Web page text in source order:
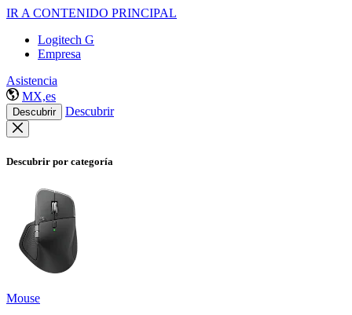
IR A CONTENIDO PRINCIPAL
Logitech G
Empresa
Asistencia
MX,es
Descubrir Descubrir
Descubrir por categoría
Mouse